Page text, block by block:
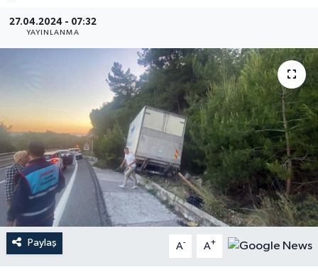
27.04.2024 - 07:32
YAYINLANMA
Paylaş A- A+
SPOR